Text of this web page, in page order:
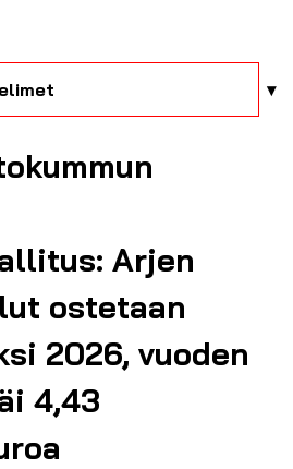
Arjen
ostetaan
2026, vuoden
4,43